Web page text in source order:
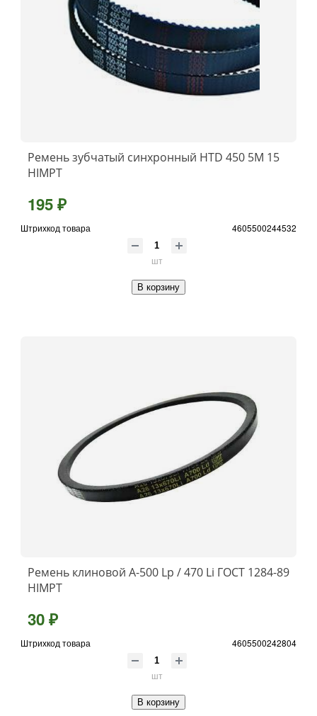
Ремень зубчатый синхронный HTD 450 5М 15
HIMPT
195 ₽
Штрихкод товара 4605500244532
шт
В корзину
Ремень клиновой А-500 Lp / 470 Li ГОСТ 1284-89
HIMPT
30 ₽
Штрихкод товара 4605500242804
шт
В корзину